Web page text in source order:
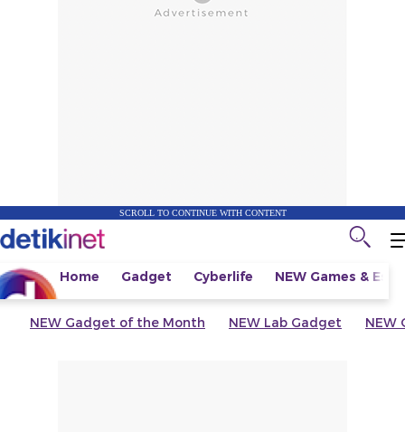
SCROLL TO CONTINUE WITH CONTENT
Home Gadget Cyberlife NEW Games &
NEW Gadget of the Month NEW Lab Gadget NEW